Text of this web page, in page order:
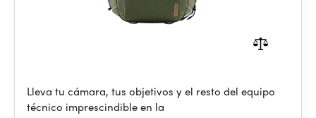
Lleva tu cámara, tus objetivos y el resto del equipo
técnico imprescindible en la